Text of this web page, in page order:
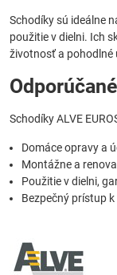
Schodíky sú ideálne
použitie v dielni. Ich
životnosť a pohodlné
Schodíky ALVE
Domáce opravy a
Montážne a
Použitie v dielni,
Bezpečný prístup